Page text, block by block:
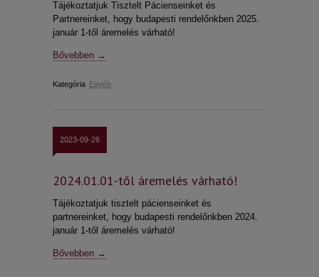
Tájékoztatjuk Tisztelt Pácienseinket és
Partnereinket, hogy budapesti rendelőnkben 2025.
január 1-től áremelés várható!
Bővebben →
Kategória Egyéb
2023-09-26
2024.01.01-től áremelés várható!
Tájékoztatjuk tisztelt pácienseinket és
partnereinket, hogy budapesti rendelőnkben 2024.
január 1-től áremelés várható!
Bővebben →